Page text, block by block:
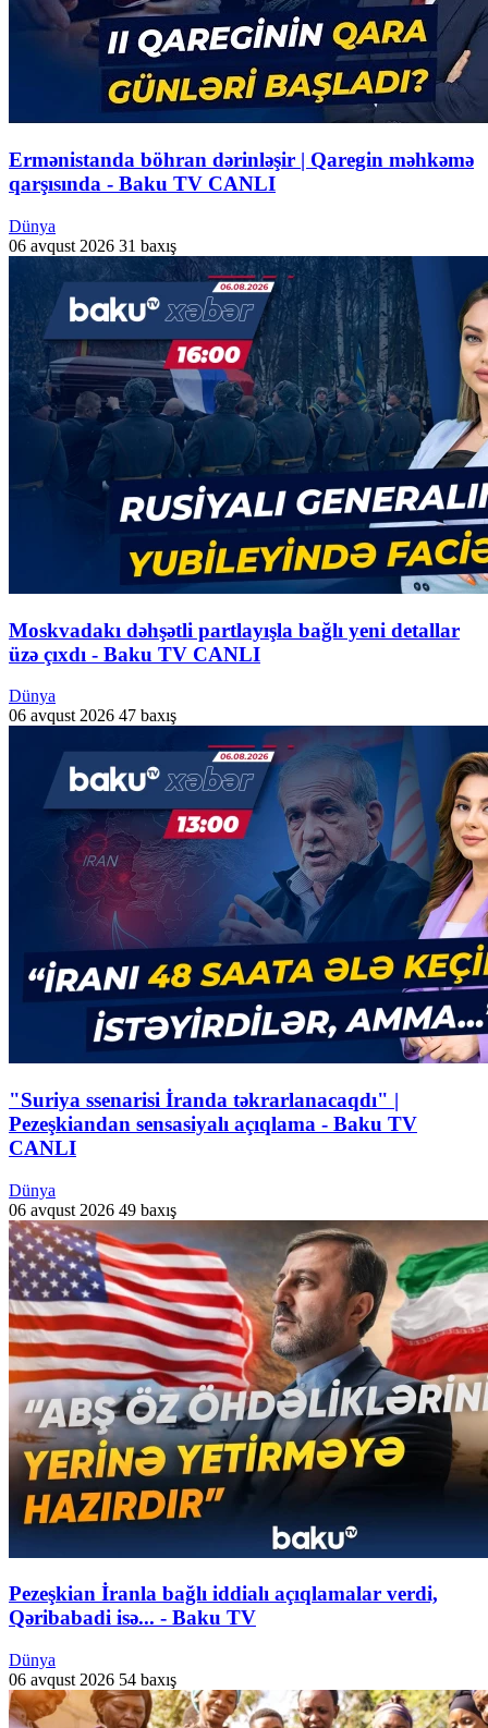
Ermənistanda böhran dərinləşir | Qaregin məhkəmə
qarşısında - Baku TV CANLI
Dünya
06 avqust 2026 31 baxış
Moskvadakı dəhşətli partlayışla bağlı yeni detallar
üzə çıxdı - Baku TV CANLI
Dünya
06 avqust 2026 47 baxış
"Suriya ssenarisi İranda təkrarlanacaqdı" |
Pezeşkiandan sensasiyalı açıqlama - Baku TV
CANLI
Dünya
06 avqust 2026 49 baxış
Pezeşkian İranla bağlı iddialı açıqlamalar verdi,
Qəribabadi isə... - Baku TV
Dünya
06 avqust 2026 54 baxış